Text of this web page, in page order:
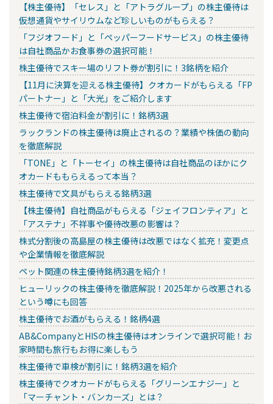
【株主優待】「セレス」と「アトラグループ」の株主優待は
仮想通貨やサイリウムなど珍しいものがもらえる？
「フジオフード」と「ペッパーフードサービス」の株主優待
は自社商品かお食事券の選択可能！
株主優待でスキー場のリフト券が割引に！3銘柄を紹介
【11月に決算を迎える株主優待】クオカードがもらえる「FP
パートナー」と「大光」をご紹介します
株主優待で宿泊料金が割引に！銘柄3選
ラックランドの株主優待は廃止されるの？業績や株価の動向
を徹底解説
「TONE」と「トーセイ」の株主優待は自社商品のほかにク
オカードももらえるって本当？
株主優待で文具がもらえる銘柄3選
【株主優待】自社商品がもらえる「ジェイフロンティア」と
「アステナ」不祥事や優待改悪の影響は？
株式分割後の高島屋の株主優待は改悪ではなく拡充！変更点
や企業情報を徹底解説
ペット関連の株主優待銘柄3選を紹介！
ヒューリックの株主優待を徹底解説！2025年から改悪される
という噂にも回答
株主優待でお酒がもらえる！銘柄4選
AB&CompanyとHISの株主優待はオンラインで選択可能！お
家時間も旅行もお得に楽しもう
株主優待で車検が割引に！銘柄3選を紹介
株主優待でクオカードがもらえる「グリーンエナジー」と
「マーチャント・バンカーズ」とは？